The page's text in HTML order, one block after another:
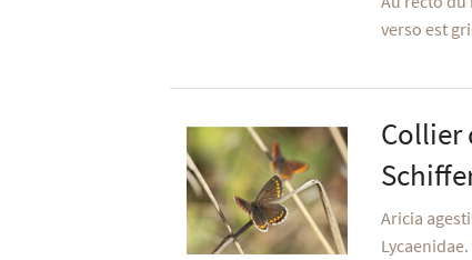
verso est
Collier
Aricia